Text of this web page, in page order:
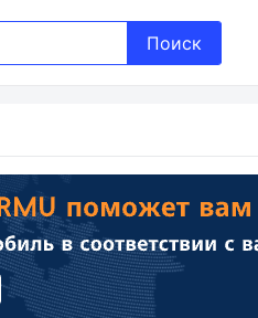
Поиск